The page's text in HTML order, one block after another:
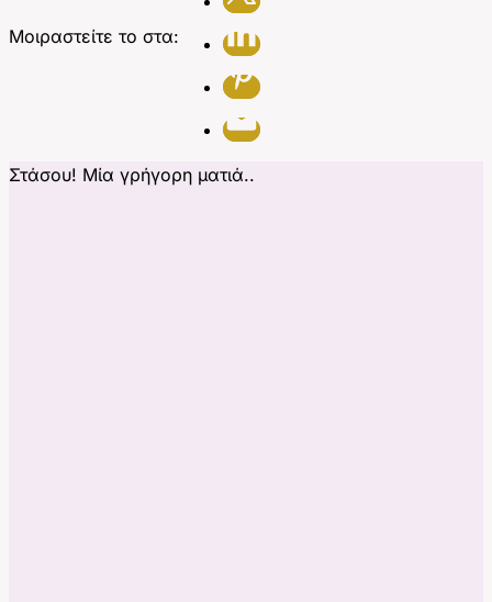
Μοιραστείτε το στα:
Στάσου! Μία γρήγορη ματιά..